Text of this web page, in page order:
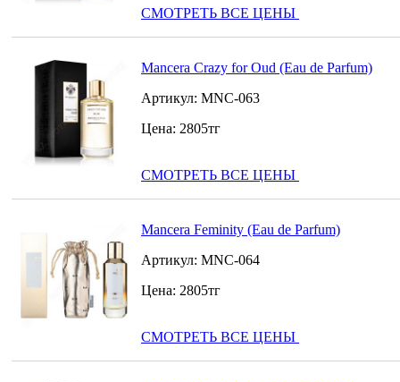
СМОТРЕТЬ ВСЕ ЦЕНЫ
Mancera Crazy for Oud (Eau de Parfum)
Артикул: MNC-063
Цена: 2805тг
СМОТРЕТЬ ВСЕ ЦЕНЫ
Mancera Feminity (Eau de Parfum)
Артикул: MNC-064
Цена: 2805тг
СМОТРЕТЬ ВСЕ ЦЕНЫ